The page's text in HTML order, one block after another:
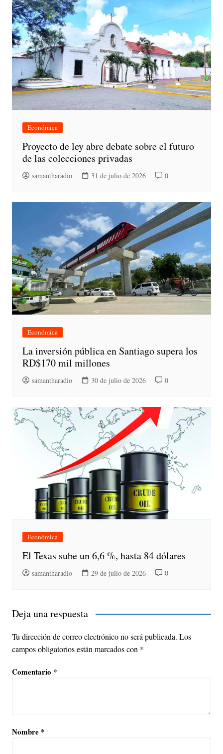
Económica
Proyecto de ley abre debate sobre el futuro
de las colecciones privadas
samantharadio 31 de julio de 2026 0
Económica
La inversión pública en Santiago supera los
RD$170 mil millones
samantharadio 30 de julio de 2026 0
Económica
El Texas sube un 6,6 %, hasta 84 dólares
samantharadio 29 de julio de 2026 0
Deja una respuesta
Tu dirección de correo electrónico no será publicada. Los
campos obligatorios están marcados con *
Comentario *
Nombre *